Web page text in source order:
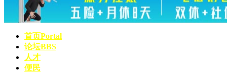
首页Portal
论坛BBS
人才
便民